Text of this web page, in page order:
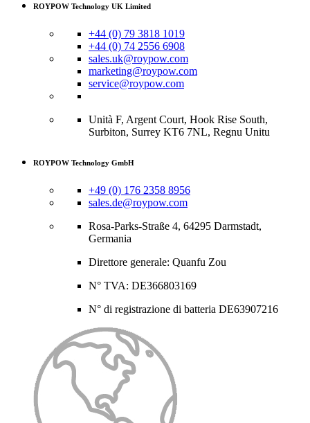
ROYPOW Technology UK Limited
+44 (0) 79 3818 1019
+44 (0) 74 2556 6908
sales.uk@roypow.com
marketing@roypow.com
service@roypow.com
Unità F, Argent Court, Hook Rise South,
Surbiton, Surrey KT6 7NL, Regnu Unitu
ROYPOW Technology GmbH
+49 (0) 176 2358 8956
sales.de@roypow.com
Rosa-Parks-Straße 4, 64295 Darmstadt,
Germania
Direttore generale: Quanfu Zou
N° TVA: DE366803169
N° di registrazione di batteria DE63907216